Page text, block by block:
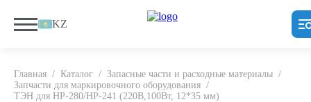
KZ
Главная / Каталог / Запасные части и расходные материалы /
Запчасти для маркировочного оборудования /
ТЭН для HP-280/HP-241 (220В,100Вт, 12*35 мм)